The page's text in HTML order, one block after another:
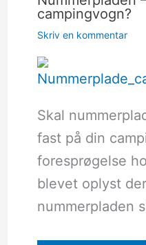
campingvogn?
Skriv en kommentar
Skal
fast på din
foresprøgelse
blevet oplyst
nummerpladen